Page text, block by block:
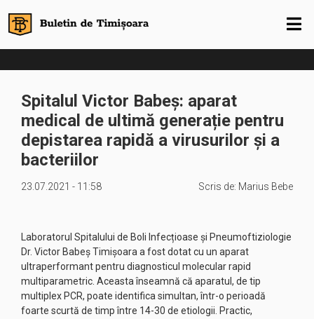
Spitalul Victor Babeș: aparat
medical de ultimă generație pentru
depistarea rapidă a virusurilor și a
bacteriilor
23.07.2021 - 11:58 Scris de: Marius Bebe
Laboratorul Spitalului de Boli Infecțioase și Pneumoftiziologie
Dr. Victor Babeș Timișoara a fost dotat cu un aparat
ultraperformant pentru diagnosticul molecular rapid
multiparametric. Aceasta înseamnă că aparatul, de tip
multiplex PCR, poate identifica simultan, într-o perioadă
foarte scurtă de timp între 14-30 de etiologii. Practic,